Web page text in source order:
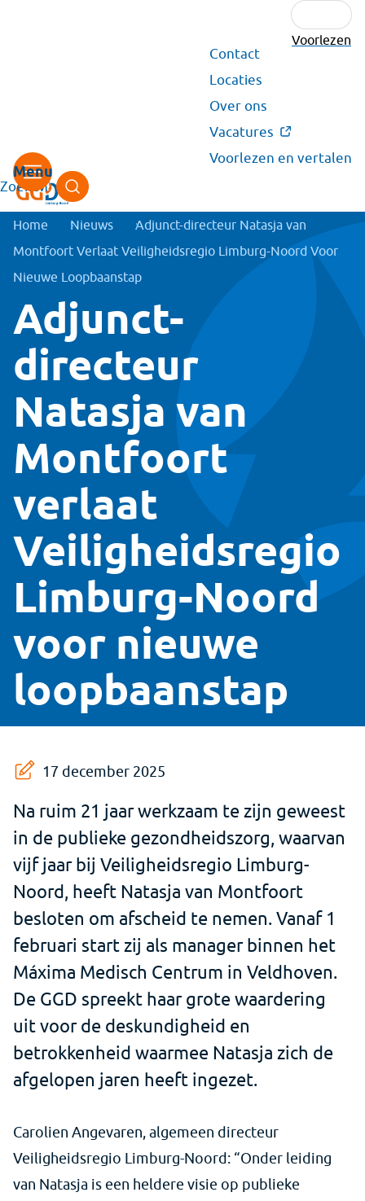
Voorlezen
Secundair
menu
Contact
Locaties
Over ons
Vacatures
Voorlezen en vertalen
Zoeken
Kruimelpad
Home Nieuws
Adjunct-directeur Natasja van
Montfoort Verlaat Veiligheidsregio Limburg-Noord Voor
Nieuwe Loopbaanstap
Adjunct-
directeur
Natasja van
Montfoort
verlaat
Veiligheidsregio
Limburg-Noord
voor nieuwe
loopbaanstap
17 december 2025
Na ruim 21 jaar werkzaam te zijn geweest
in de publieke gezondheidszorg, waarvan
vijf jaar bij Veiligheidsregio Limburg-
Noord, heeft Natasja van Montfoort
besloten om afscheid te nemen. Vanaf 1
februari start zij als manager binnen het
Máxima Medisch Centrum in Veldhoven.
De GGD spreekt haar grote waardering
uit voor de deskundigheid en
betrokkenheid waarmee Natasja zich de
afgelopen jaren heeft ingezet.
Carolien Angevaren, algemeen directeur
Veiligheidsregio Limburg-Noord: “Onder leiding
van Natasja is een heldere visie op publieke